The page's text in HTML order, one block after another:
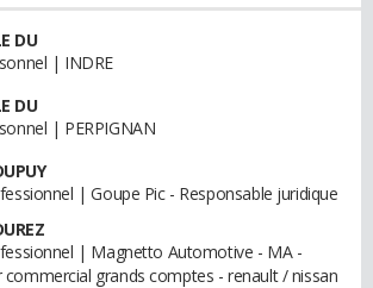
DU
| INDRE
DU
| PERPIGNAN
| Goupe Pic - Responsable juridique
| Magnetto Automotive - MA -
commercial grands comptes - renault / nissan